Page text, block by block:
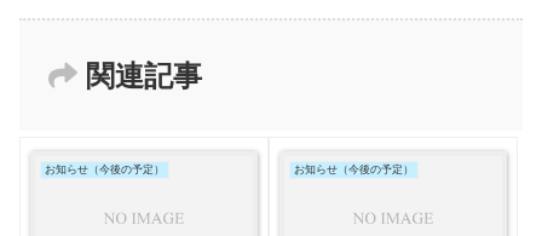
関連記事
お知らせ（今後の予定） お知らせ（今後の予定）